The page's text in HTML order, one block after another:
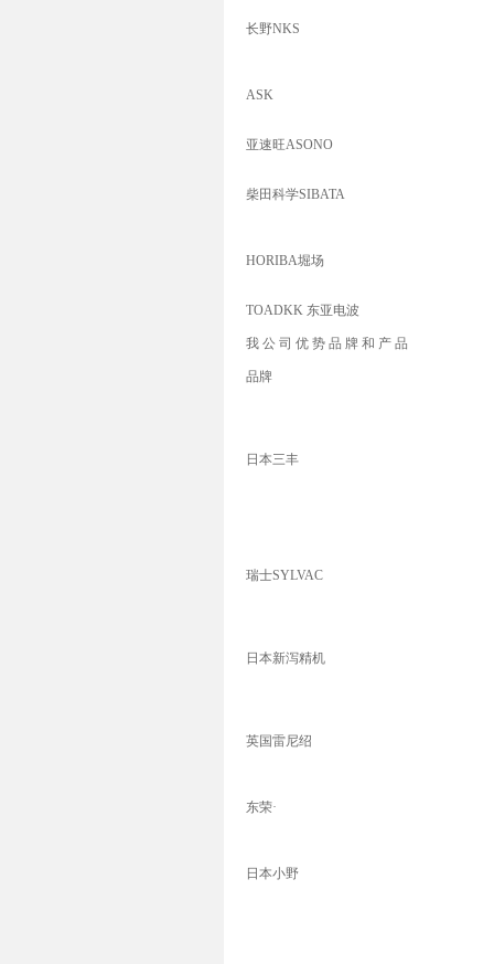
长野NKS
ASK
亚速旺ASONO
柴田科学SIBATA
HORIBA堀场
TOADKK 东亚电波
我 公 司 优 势 品 牌 和 产 品
品牌
日本三丰
瑞士SYLVAC
日本新泻精机
英国雷尼绍
东荣·
日本小野